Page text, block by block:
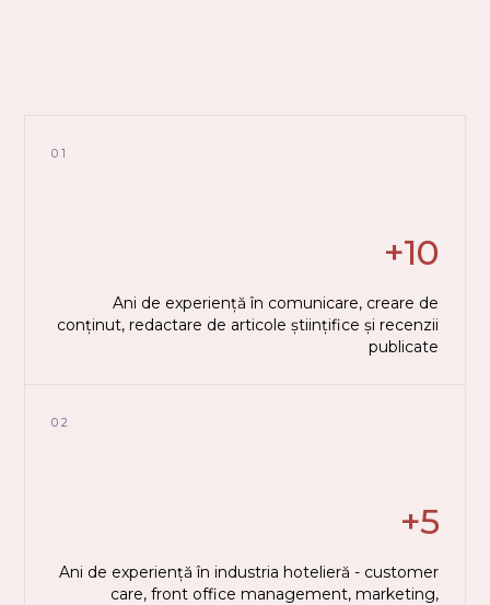
01
+10
Ani de experiență în comunicare, creare de
conținut, redactare de articole științifice și recenzii
publicate
02
+5
Ani de experiență în industria hotelieră - customer
care, front office management, marketing,